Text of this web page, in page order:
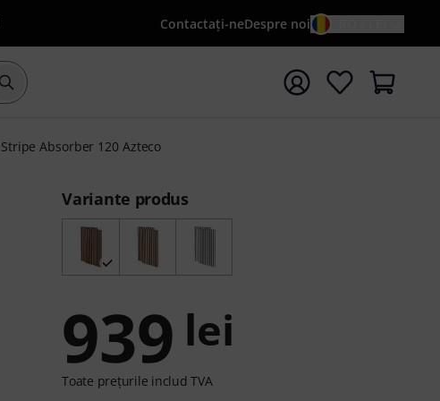
Contactaţi-neDespre noi
Începeți căutarea cu termenul de căutare {searchTerm}
Stripe Absorber 120 Azteco
Variante produs
939 lei
Toate prețurile includ TVA